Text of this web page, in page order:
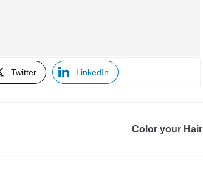
Twitter LinkedIn
Color your Hair